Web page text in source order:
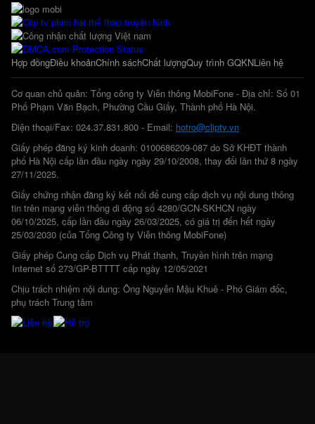
Hợp đồngĐiều khoảnChính sáchChất lượngQuy trình GQKNLiên hệ
Cơ quan chủ quản: Tổng công ty Viễn thông MobiFone - Địa chỉ: Số 01
Phố Phạm Văn Bạch, Phường Cầu Giấy, Thành phố Hà Nội.
Điện thoại/Fax: 024.37.831.800 - Email: hotro@cliptv.vn
Giấy phép đăng ký kinh doanh: 0100686209-087 do Sở KHĐT thành
phố Hà Nội cấp lần đầu ngày ngày 29/10/2008, thay đổi lần thứ 8 ngày
27/11/2025.
Giấy chứng nhận đăng ký kết nối để cung cấp dịch vụ nội dung thông
tin trên mạng viễn thông di động số 4280/GCN-SKHCN ngày
06/10/2025, cấp lần đầu ngày 26/03/2025, có giá trị đến hết ngày
25/03/2030 (của Tổng Công ty Viễn thông MobiFone)
Giấy phép Cung cấp Dịch vụ Phát thanh, Truyền hình trên mạng
Internet số 273/GP-BTTTT cấp ngày 12/05/2021
Chịu trách nhiệm nội dung: Ông Nguyễn Mậu Khuê - Phó Giám đốc,
phụ trách Trung tâm